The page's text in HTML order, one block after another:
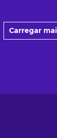
Carregar